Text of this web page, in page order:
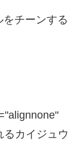
チーンする
るカイジュウ